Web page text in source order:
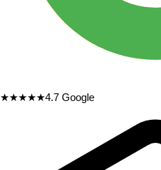
★★★★★4.7 Google